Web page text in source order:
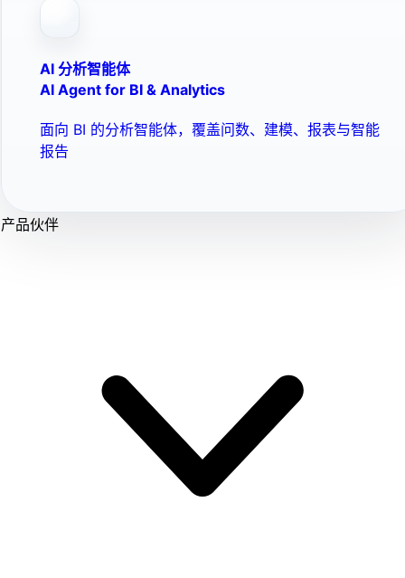
AI 分析智能体
AI Agent for BI & Analytics
面向 BI 的分析智能体，覆盖问数、建模、报表与智能
报告
产品伙伴